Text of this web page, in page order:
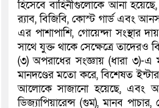
হিসেবে বাহিনীগুলোকে আনা
র‍্যাব, বিজিবি, কোস্ট গার্ড এবং
এর পাশাপাশি, গোয়েন্দা সংস্থার
সাথে যুক্ত থাকে সেক্ষেত্রে তাদেরও
(৩) অপরাধের সংজ্ঞায় (ধারা ৩)-এ
মানদণ্ডের মতো করে, বিশেষত
আলোকে সাজানো হয়েছে, এবং
ডিজ্যাপিয়ারেন্স (গুম), মানব